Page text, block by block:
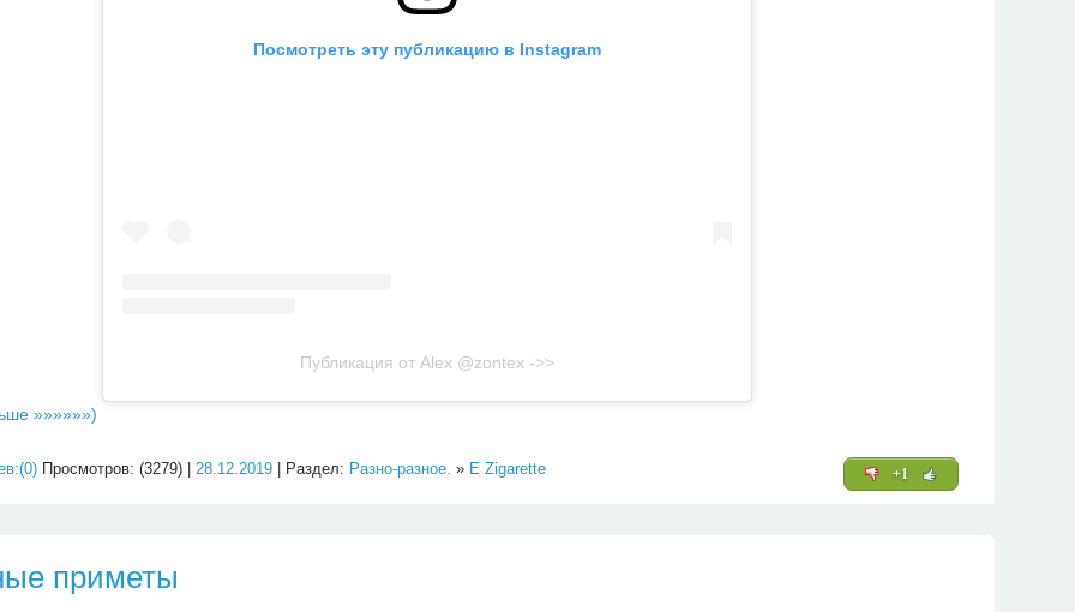
Посмотреть эту публикацию в Instagram
Публикация от Alex @zontex ->>
»»»»»»)
+1
Просмотров: (3279) | 28.12.2019 | Раздел: Разно-разное. » E Zigarette
приметы